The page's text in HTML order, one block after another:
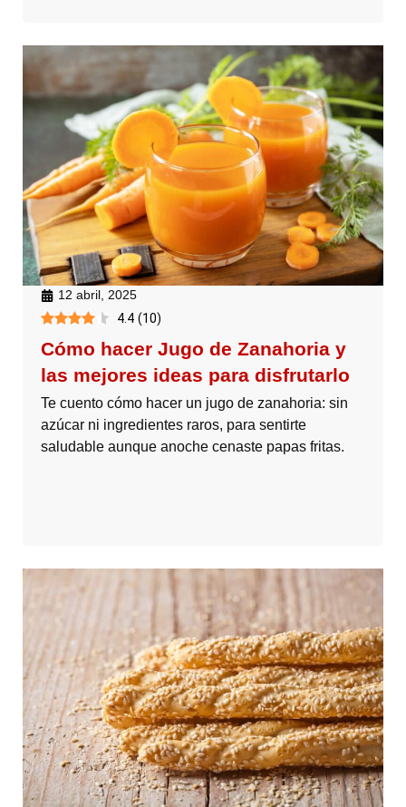
12 abril, 2025
4.4 (10)
Cómo hacer Jugo de Zanahoria y
las mejores ideas para disfrutarlo
Te cuento cómo hacer un jugo de zanahoria: sin
azúcar ni ingredientes raros, para sentirte
saludable aunque anoche cenaste papas fritas.